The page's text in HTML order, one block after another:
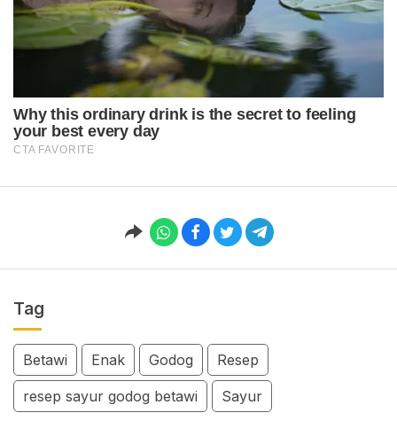
Tag
Betawi Enak Godog Resep
resep sayur godog betawi Sayur